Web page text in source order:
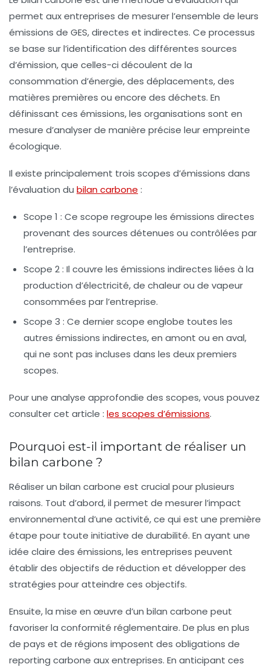
permet aux entreprises de mesurer l’ensemble de leurs
émissions de GES, directes et indirectes. Ce processus
se base sur l’identification des différentes sources
d’émission, que celles-ci découlent de la
consommation d’énergie, des déplacements, des
matières premières ou encore des déchets. En
définissant ces émissions, les organisations sont en
mesure d’analyser de manière précise leur empreinte
écologique.
Il existe principalement trois scopes d’émissions dans
l’évaluation du bilan carbone :
Scope 1 : Ce scope regroupe les émissions directes
provenant des sources détenues ou contrôlées par
l’entreprise.
Scope 2 : Il couvre les émissions indirectes liées à la
production d’électricité, de chaleur ou de vapeur
consommées par l’entreprise.
Scope 3 : Ce dernier scope englobe toutes les
autres émissions indirectes, en amont ou en aval,
qui ne sont pas incluses dans les deux premiers
scopes.
Pour une analyse approfondie des scopes, vous pouvez
consulter cet article : les scopes d’émissions.
Pourquoi est-il important de réaliser un
bilan carbone ?
Réaliser un bilan carbone est crucial pour plusieurs
raisons. Tout d’abord, il permet de mesurer l’impact
environnemental d’une activité, ce qui est une première
étape pour toute initiative de durabilité. En ayant une
idée claire des émissions, les entreprises peuvent
établir des objectifs de réduction et développer des
stratégies pour atteindre ces objectifs.
Ensuite, la mise en œuvre d’un bilan carbone peut
favoriser la conformité réglementaire. De plus en plus
de pays et de régions imposent des obligations de
reporting carbone aux entreprises. En anticipant ces